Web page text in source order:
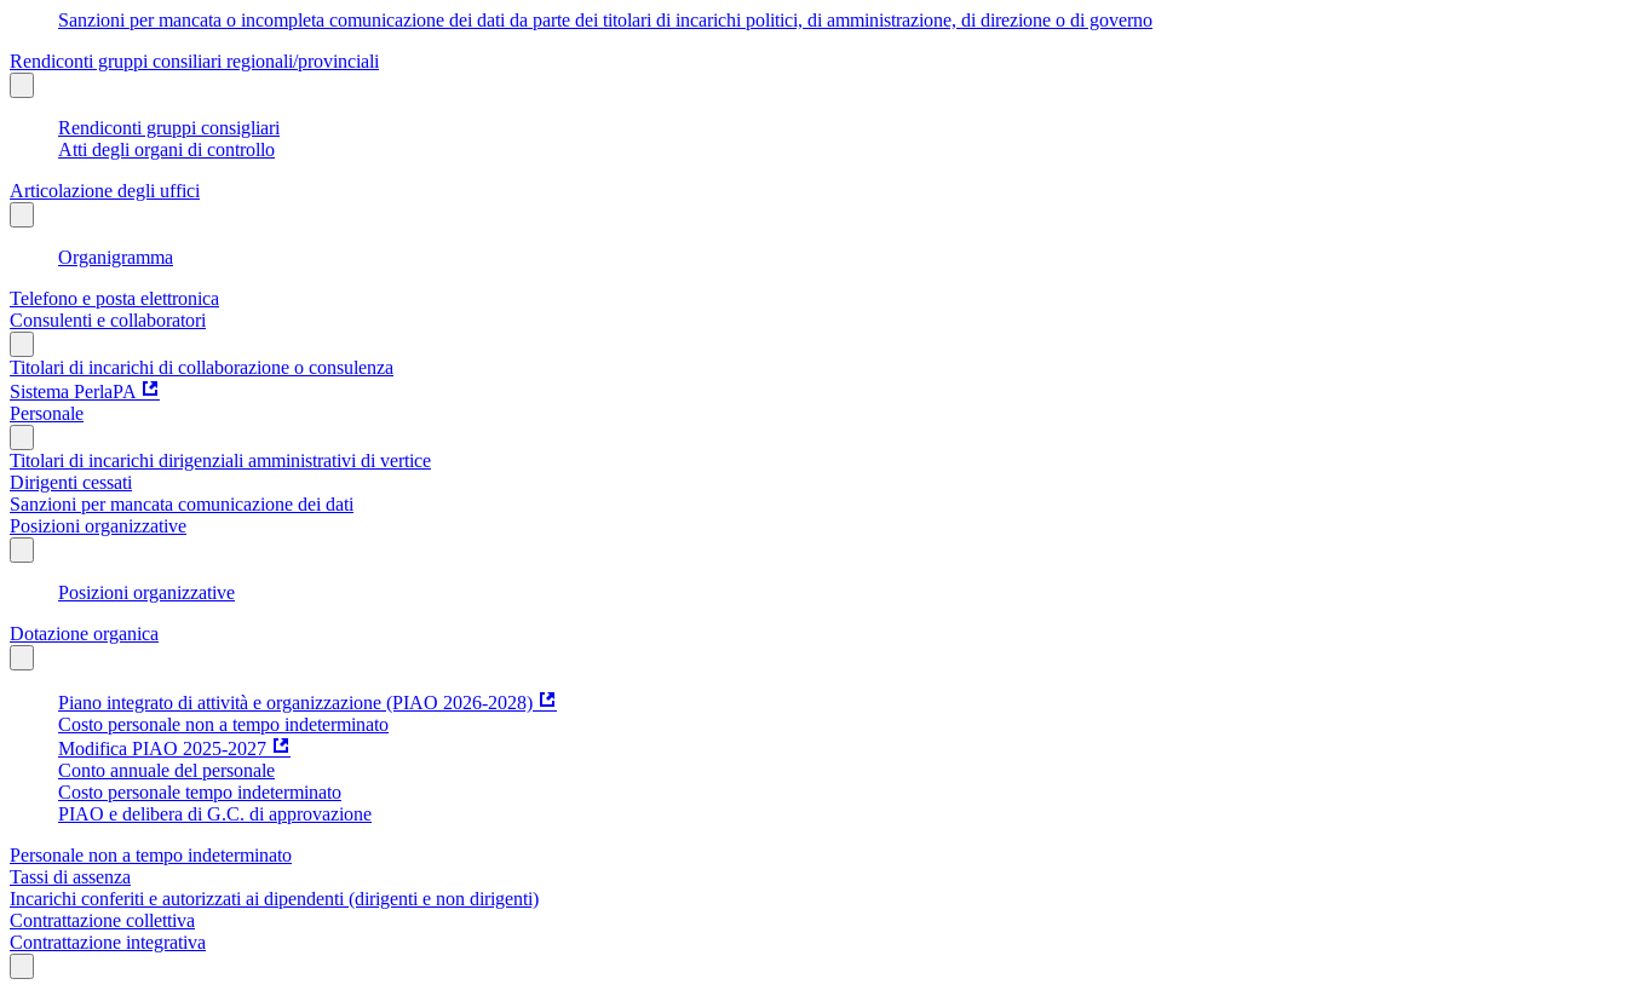
Sanzioni per mancata o incompleta comunicazione dei dati da parte dei titolari di incarichi politici, di amministrazione, di direzione o di governo
Rendiconti gruppi consiliari regionali/provinciali
Rendiconti gruppi consigliari
Atti degli organi di controllo
Articolazione degli uffici
Organigramma
Telefono e posta elettronica
Consulenti e collaboratori
Titolari di incarichi di collaborazione o consulenza
Sistema PerlaPA
Personale
Titolari di incarichi dirigenziali amministrativi di vertice
Dirigenti cessati
Sanzioni per mancata comunicazione dei dati
Posizioni organizzative
Posizioni organizzative
Dotazione organica
Piano integrato di attività e organizzazione (PIAO 2026-2028)
Costo personale non a tempo indeterminato
Modifica PIAO 2025-2027
Conto annuale del personale
Costo personale tempo indeterminato
PIAO e delibera di G.C. di approvazione
Personale non a tempo indeterminato
Tassi di assenza
Incarichi conferiti e autorizzati ai dipendenti (dirigenti e non dirigenti)
Contrattazione collettiva
Contrattazione integrativa